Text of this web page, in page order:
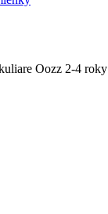
Oozz 2-4 roky